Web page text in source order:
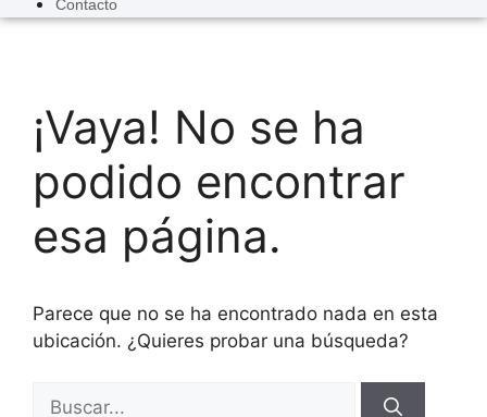
Contacto
¡Vaya! No se ha
podido encontrar
esa página.
Parece que no se ha encontrado nada en esta
ubicación. ¿Quieres probar una búsqueda?
Buscar: